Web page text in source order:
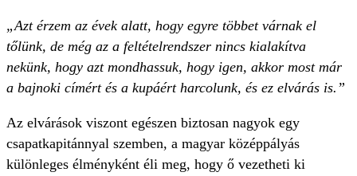
„Azt érzem az évek alatt, hogy egyre többet várnak el
tőlünk, de még az a feltételrendszer nincs kialakítva
nekünk, hogy azt mondhassuk, hogy igen, akkor most már
a bajnoki címért és a kupáért harcolunk, és ez elvárás is.”
Az elvárások viszont egészen biztosan nagyok egy
csapatkapitánnyal szemben, a magyar középpályás
különleges élményként éli meg, hogy ő vezetheti ki